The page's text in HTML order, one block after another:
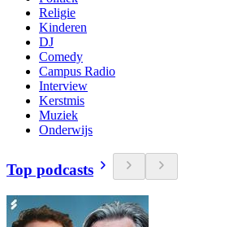
Religie
Kinderen
DJ
Comedy
Campus Radio
Interview
Kerstmis
Muziek
Onderwijs
Top podcasts